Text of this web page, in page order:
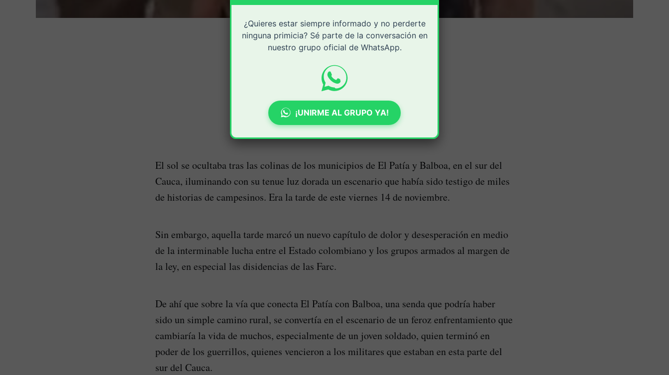
El sol se ocultaba tras las colinas de los municipios de El Patía y Balboa, en el sur del
Cauca, iluminando con su tenue luz dorada un escenario que había sido testigo de miles
de historias de campesinos. Era la tarde de este viernes 14 de noviembre.
Sin embargo, aquella tarde marcó un nuevo capítulo de dolor y desesperación en medio
de la interminable lucha entre el Estado colombiano y los grupos armados al margen de
la ley, en especial las disidencias de las Farc.
De ahí que sobre la vía que conecta El Patía con Balboa, una senda que podría haber
sido un simple camino rural, se convertía en el escenario de un feroz enfrentamiento que
cambiaría la vida de muchos, especialmente de un joven soldado, quien terminó en
poder de los guerrillos, quienes vencieron a los militares que estaban en esta parte del
sur del Cauca.
¿Quieres estar siempre informado y no perderte
ninguna primicia? Sé parte de la conversación en
nuestro grupo oficial de WhatsApp.
¡UNIRME AL GRUPO YA!